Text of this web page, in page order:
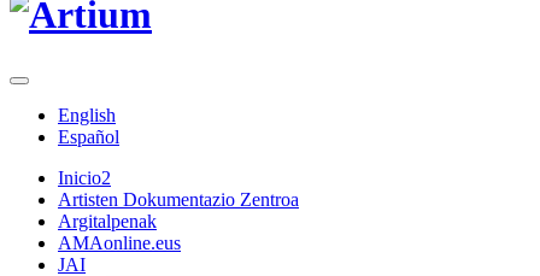
English
Español
Inicio2
Artisten Dokumentazio Zentroa
Argitalpenak
AMAonline.eus
JAI